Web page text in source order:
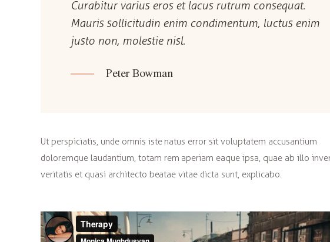
Curabitur varius eros et lacus rutrum consequat.
Mauris sollicitudin enim condimentum, luctus enim
justo non, molestie nisl.
Peter Bowman
Ut perspiciatis, unde omnis iste natus error sit voluptatem accusantium
doloremque laudantium, totam rem aperiam eaque ipsa, quae ab illo
veritatis et quasi architecto beatae vitae dicta sunt, explicabo.